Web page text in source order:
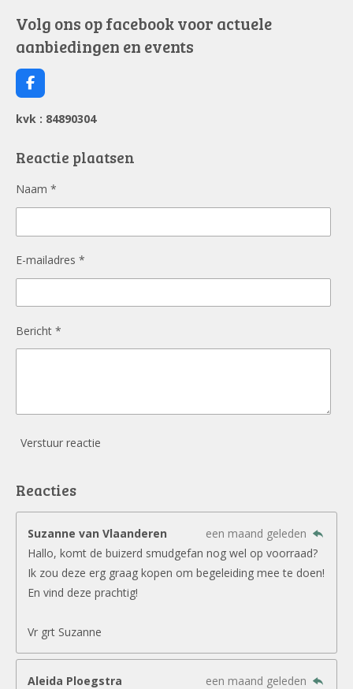
Volg ons op facebook voor actuele
aanbiedingen en events
F
a
c
e
o
kvk : 84890304
Reactie plaatsen
Naam *
E-mailadres *
Bericht *
Verstuur reactie
Reacties
Suzanne van Vlaanderen
een maand geleden
Hallo, komt de buizerd smudgefan nog wel op voorraad?
Ik zou deze erg graag kopen om begeleiding mee te doen!
En vind deze prachtig!
Vr grt Suzanne
Aleida Ploegstra
een maand geleden